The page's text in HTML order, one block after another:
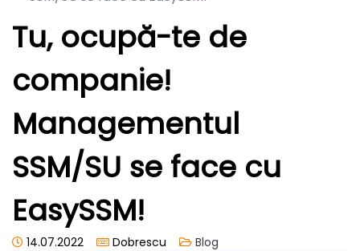
Tu, ocupă-te de
companie!
Managementul
SSM/SU se face cu
EasySSM!
14.07.2022 Dobrescu Blog